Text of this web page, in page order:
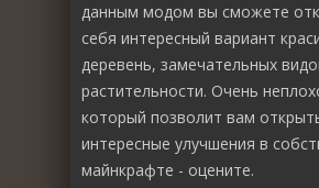
данным модом вы сможете
себя интересный вариант
деревень, замечательных
растительности. Очень
который позволит вам
интересные улучшения в
майнкрафте - оцените.